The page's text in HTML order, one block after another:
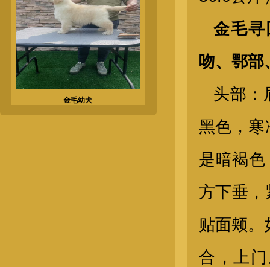
金毛幼犬
金毛寻
吻、鄂部
头部：
黑色，寒
是暗褐
方下垂，
贴面颊
合，上